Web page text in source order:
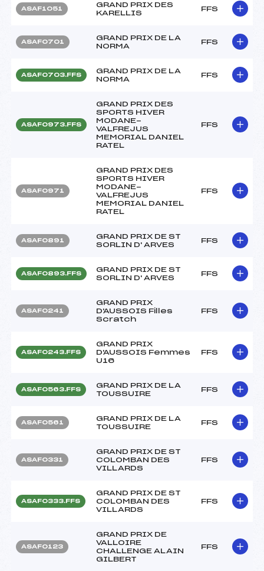
ASAF1051
GRAND PRIX DES
KARELLIS
FFS
ASAF0701
GRAND PRIX DE LA
NORMA
FFS
ASAF0703.FFS
GRAND PRIX DE LA
NORMA
FFS
ASAF0973.FFS
GRAND PRIX DES
SPORTS HIVER
MODANE-
VALFREJUS
MEMORIAL DANIEL
RATEL
FFS
ASAF0971
GRAND PRIX DES
SPORTS HIVER
MODANE-
VALFREJUS
MEMORIAL DANIEL
RATEL
FFS
ASAF0891
GRAND PRIX DE ST
SORLIN D' ARVES
FFS
ASAF0893.FFS
GRAND PRIX DE ST
SORLIN D' ARVES
FFS
ASAF0241
GRAND PRIX
D'AUSSOIS Filles
Scratch
FFS
ASAF0243.FFS
GRAND PRIX
D'AUSSOIS Femmes
U16
FFS
ASAF0563.FFS
GRAND PRIX DE LA
TOUSSUIRE
FFS
ASAF0561
GRAND PRIX DE LA
TOUSSUIRE
FFS
ASAF0331
GRAND PRIX DE ST
COLOMBAN DES
VILLARDS
FFS
ASAF0333.FFS
GRAND PRIX DE ST
COLOMBAN DES
VILLARDS
FFS
ASAF0123
GRAND PRIX DE
VALLOIRE
CHALLENGE ALAIN
GILBERT
FFS